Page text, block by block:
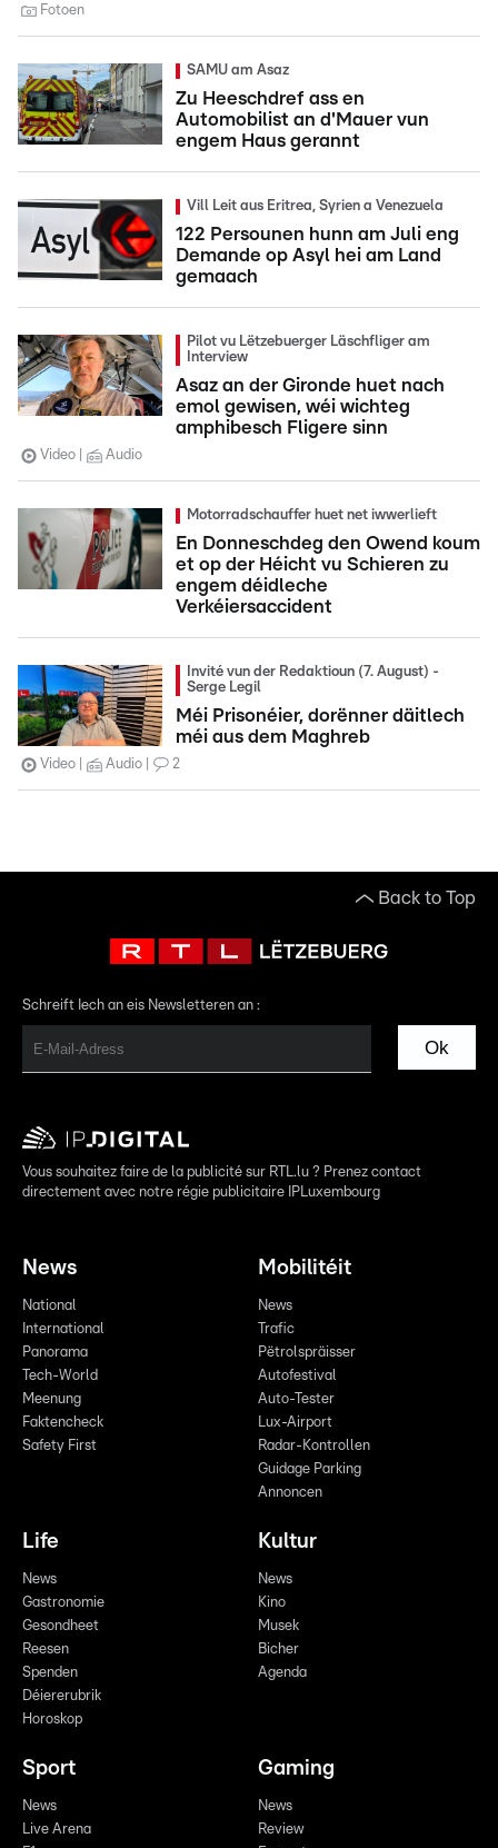
Fotoen
SAMU am Asaz
Zu Heeschdref ass en
Automobilist an d'Mauer vun
engem Haus gerannt
Vill Leit aus Eritrea, Syrien a Venezuela
122 Persounen hunn am Juli eng
Demande op Asyl hei am Land
gemaach
Pilot vu Lëtzebuerger Läschfliger am
Interview
Asaz an der Gironde huet nach
emol gewisen, wéi wichteg
amphibesch Fligere sinn
Video Audio
Motorradschauffer huet net iwwerlieft
En Donneschdeg den Owend koum
et op der Héicht vu Schieren zu
engem déidleche
Verkéiersaccident
Invité vun der Redaktioun (7. August) -
Serge Legil
Méi Prisonéier, dorënner däitlech
méi aus dem Maghreb
Video Audio 2
Back to Top
Schreift Iech an eis Newsletteren an :
Ok
Vous souhaitez faire de la publicité sur RTL.lu ? Prenez contact
directement avec notre régie publicitaire IPLuxembourg
News
National
International
Panorama
Tech-World
Meenung
Faktencheck
Safety First
Mobilitéit
News
Trafic
Pëtrolspräisser
Autofestival
Auto-Tester
Lux-Airport
Radar-Kontrollen
Guidage Parking
Annoncen
Life
News
Gastronomie
Gesondheet
Reesen
Spenden
Déiererubrik
Horoskop
Kultur
News
Kino
Musek
Bicher
Agenda
Sport
News
Live Arena
Gaming
News
Review